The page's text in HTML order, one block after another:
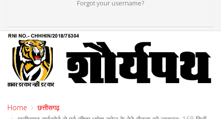
Forgot your username?
Home
छत्तीसगढ़